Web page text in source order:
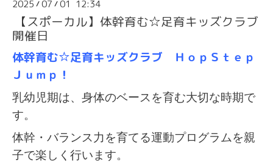
2025 /07 /01 12:34
【スポーカル】体幹育む☆足育キッズクラブ
開催日
体幹育む☆足育キッズクラブ ＨｏｐＳｔｅｐ
Ｊｕｍｐ！
乳幼児期は、身体のベースを育む大切な時期で
す。
体幹・バランス力を育てる運動プログラムを親
子で楽しく行います。